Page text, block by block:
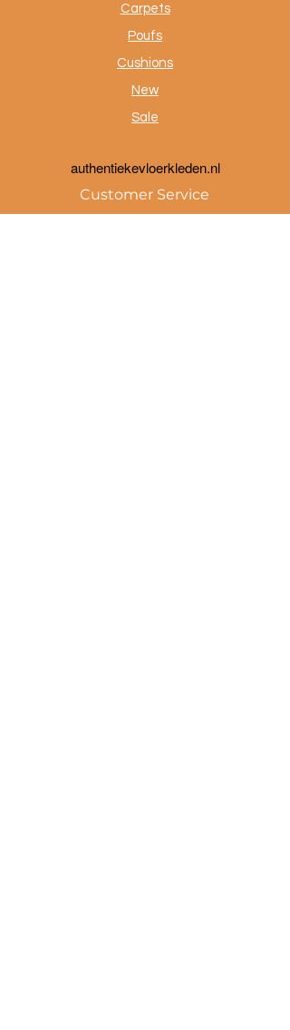
Carpets
Poufs
Cushions
New
Sale
authentiekevloerkleden.nl
Customer Service